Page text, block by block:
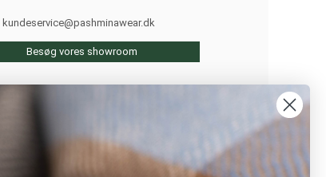
kundeservice@pashminawear.dk
Besøg vores showroom